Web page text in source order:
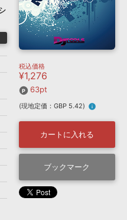
音楽カード
楽曲配信流通 サービス
無償のサウンド管理ソフト
カル抜き出し
DUBSTEP
MUTANT
ROUTER.FM
ェクト
効果音
税込価格
¥1,276
63pt
(現地定価：GBP 5.42) info
カートに入れる
ブックマーク